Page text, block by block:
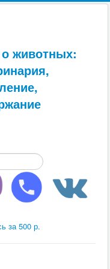
животных:
за 500 р.